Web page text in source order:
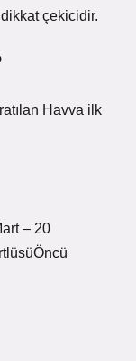
dikkat çekicidir.
Havva ilk
– 20